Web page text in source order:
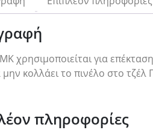
χρησιμοποιείται για
κολλάει το πινέλο στο
πληροφορίες